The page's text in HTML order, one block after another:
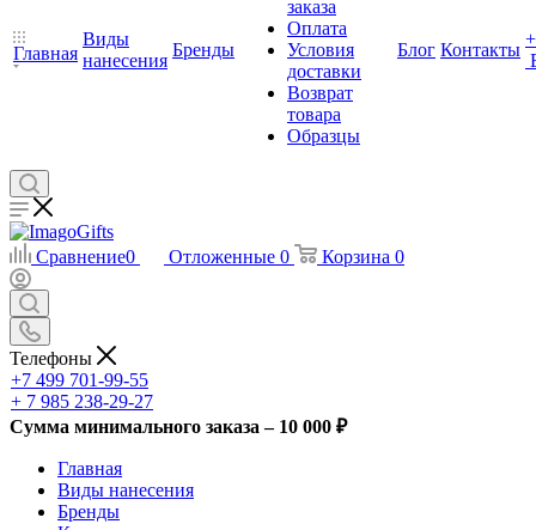
Главная
Виды
нанесения
Бренды
заказа
Оплата
Условия
доставки
Возврат
товара
Образцы
Блог Контакты
+
Сравнение0 Отложенные 0 Корзина 0
Телефоны
+7 499 701-99-55
+ 7 985 238-29-27
Сумма минимального заказа – 10 000 ₽
Главная
Виды нанесения
Бренды